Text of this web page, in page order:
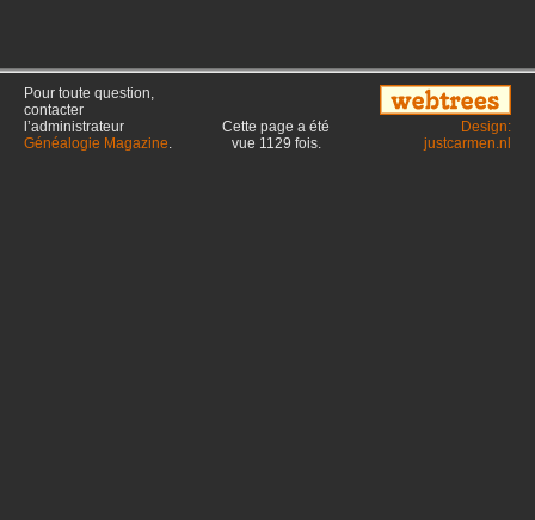
Pour toute question,
contacter
l’administrateur
Généalogie Magazine.
Cette page a été
vue 1129 fois.
Design:
justcarmen.nl